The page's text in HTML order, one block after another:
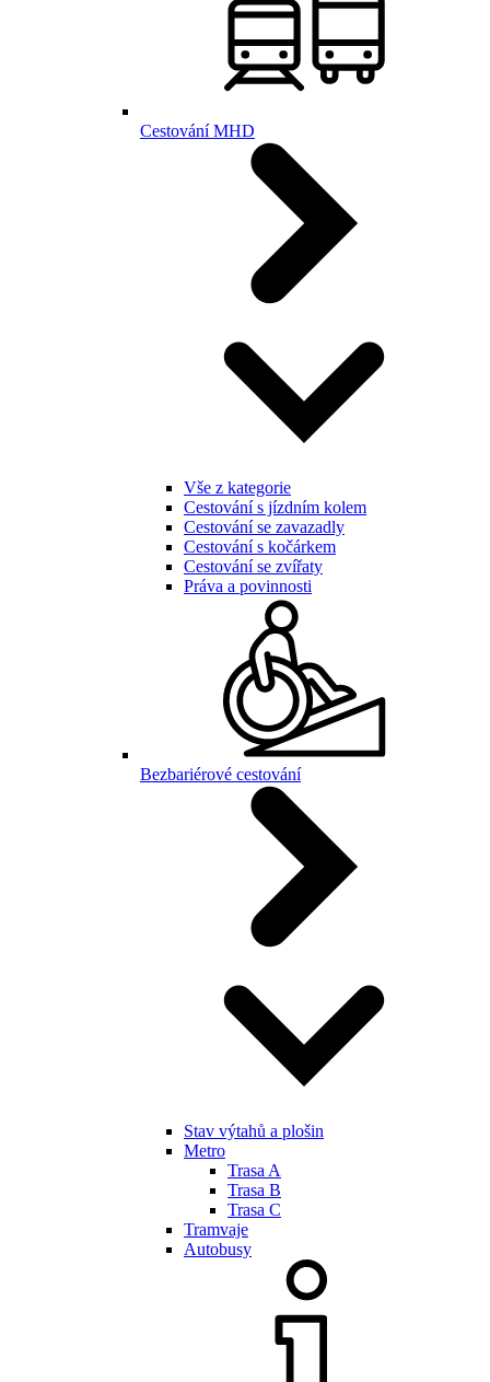
Cestování MHD
Vše z kategorie
Cestování s jízdním kolem
Cestování se zavazadly
Cestování s kočárkem
Cestování se zvířaty
Práva a povinnosti
Bezbariérové cestování
Stav výtahů a plošin
Metro
Trasa A
Trasa B
Trasa C
Tramvaje
Autobusy